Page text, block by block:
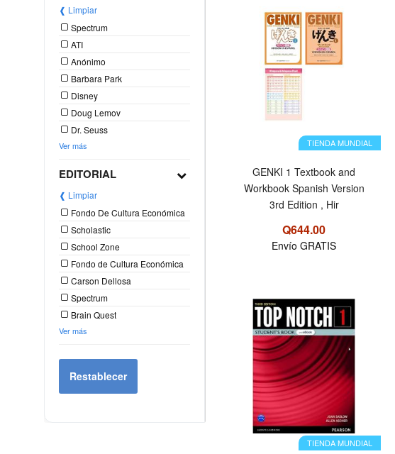
❰ Limpiar
Spectrum
ATI
Anónimo
Barbara Park
Disney
Doug Lemov
Dr. Seuss
Ver más
EDITORIAL
❰ Limpiar
Fondo De Cultura Económica
Scholastic
School Zone
Fondo de Cultura Económica
Carson Dellosa
Spectrum
Brain Quest
Ver más
Restablecer
TIENDA MUNDIAL
GENKI 1 Textbook and
Workbook Spanish Version
3rd Edition , Hir
Q644.00
Envío GRATIS
TIENDA MUNDIAL